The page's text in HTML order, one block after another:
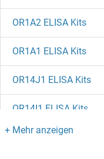
OR1A2 ELISA Kits
OR1A1 ELISA Kits
OR14J1 ELISA Kits
OR14I1 ELISA Kits
OR14C36 ELISA Kits